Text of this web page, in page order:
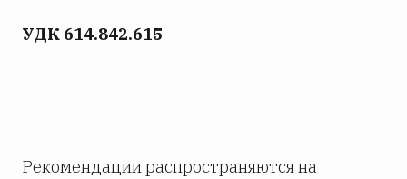
УДК 614.842.615
Рекомендации распространяются на